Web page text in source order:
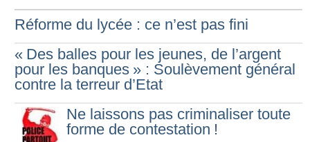
Réforme du lycée : ce n’est pas fini
« Des balles pour les jeunes, de l’argent
pour les banques » : Soulèvement général
contre la terreur d’Etat
Ne laissons pas criminaliser toute
forme de contestation !